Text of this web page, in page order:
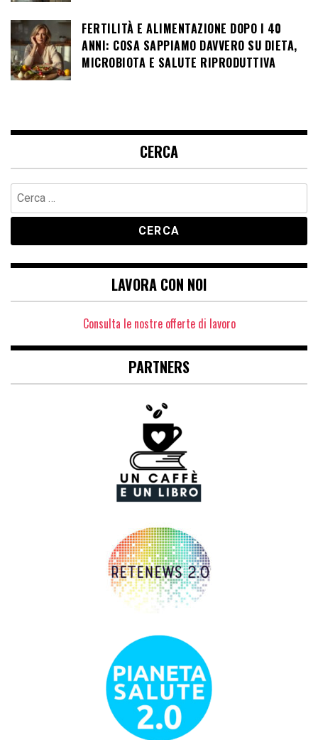
FERTILITÀ E ALIMENTAZIONE DOPO I 40
ANNI: COSA SAPPIAMO DAVVERO SU DIETA,
MICROBIOTA E SALUTE RIPRODUTTIVA
CERCA
Ricerca
per:
LAVORA CON NOI
Consulta le nostre offerte di lavoro
PARTNERS